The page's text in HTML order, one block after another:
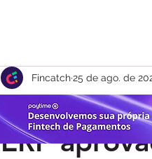
Omie se
ERP
Fincatch25 de ago. de